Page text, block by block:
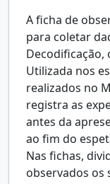
A ficha de
para coletar
Decodificação,
Utilizada nos
realizados no
registra as
antes da
ao fim do
Nas fichas,
observados os